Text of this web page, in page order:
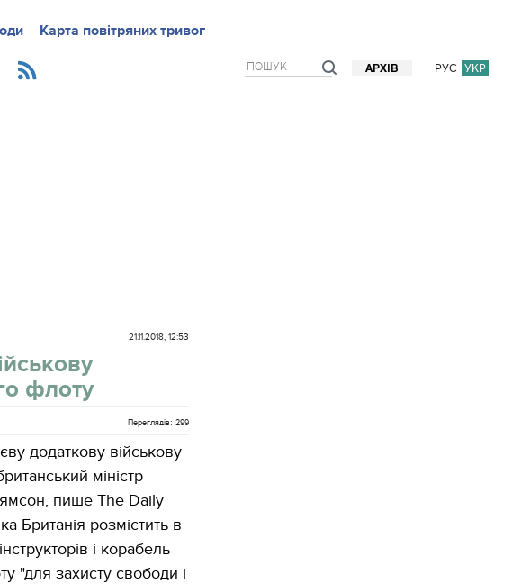
Карта повітряних тривог
РУС УКР
АРХІВ
Новини Iнтерв`ю Блоги
21.11.2018, 12:53
флоту
Переглядів: 299
додаткову військову
міністр
пише The Daily
Британія розмістить в
і корабель
"для захисту свободи і